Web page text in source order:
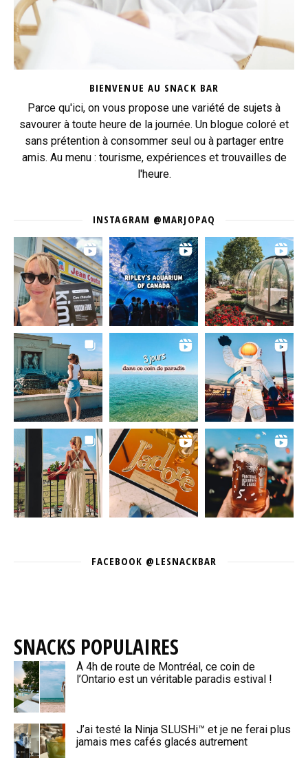
BIENVENUE AU SNACK BAR
Parce qu'ici, on vous propose une variété de sujets à
savourer à toute heure de la journée. Un blogue coloré et
sans prétention à consommer seul ou à partager entre
amis. Au menu : tourisme, expériences et trouvailles de
l'heure.
INSTAGRAM @MARJOPAQ
FACEBOOK @LESNACKBAR
SNACKS POPULAIRES
À 4h de route de Montréal, ce coin de
l’Ontario est un véritable paradis estival !
J’ai testé la Ninja SLUSHi™ et je ne ferai plus
jamais mes cafés glacés autrement